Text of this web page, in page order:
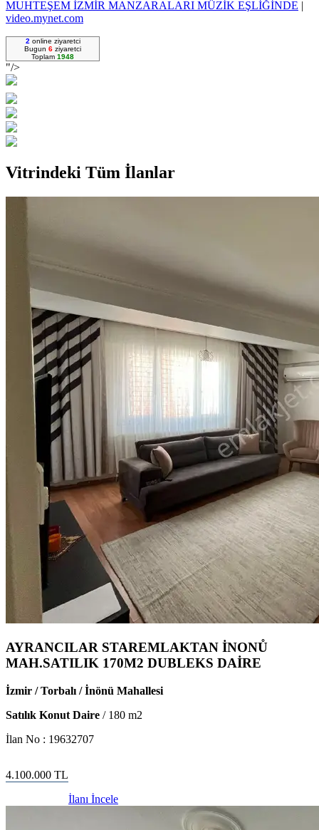
MUHTEŞEM İZMİR MANZARALARI MÜZİK EŞLİĞİNDE |
video.mynet.com
2 online ziyaretci
Bugun 6 ziyaretci
Toplam 1948
"/>
Vitrindeki Tüm İlanlar
AYRANCILAR STAREMLAKTAN İNONŮ
MAH.SATILIK 170M2 DUBLEKS DAİRE
İzmir / Torbalı / İnönü Mahallesi
Satılık Konut Daire / 180 m2
İlan No : 19632707
4.100.000 TL
İlanı İncele